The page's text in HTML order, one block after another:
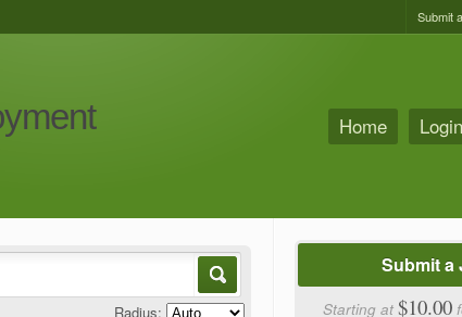
Submit
Home Login
Radius:
Submit a
Starting at $10.00